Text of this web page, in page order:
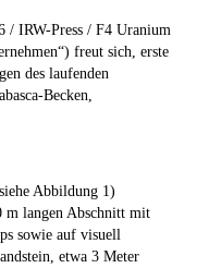
/ IRW-Press / F4 Uranium
“) freut sich, erste
des laufenden
Becken,
Abbildung 1)
m langen Abschnitt mit
sowie auf visuell
etwa 3 Meter